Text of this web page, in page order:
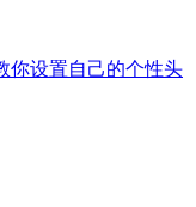
你设置自己的个性头